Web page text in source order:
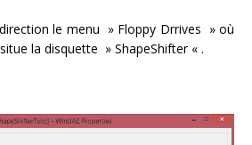
le menu » Floppy Drrives » où
la disquette » ShapeShifter « .